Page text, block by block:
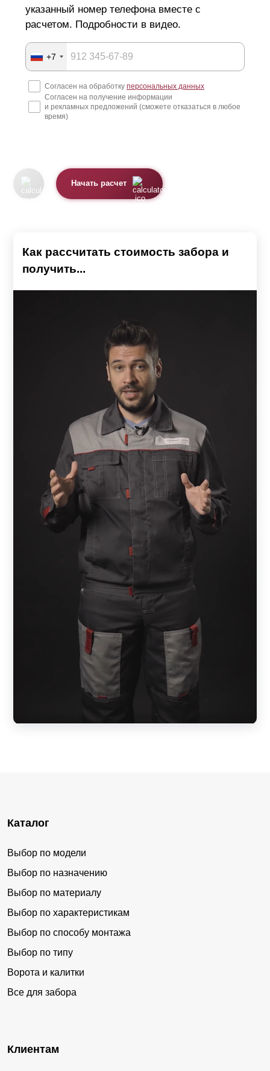
указанный номер телефона вместе с
расчетом. Подробности в видео.
+7
Согласен на обработку персональных данных
Согласен на получение информации
и рекламных предложений (сможете отказаться в любое
время)
Начать расчет
Как рассчитать стоимость забора и
получить...
Каталог
Выбор по модели
Выбор по назначению
Выбор по материалу
Выбор по характеристикам
Выбор по способу монтажа
Выбор по типу
Ворота и калитки
Все для забора
Клиентам